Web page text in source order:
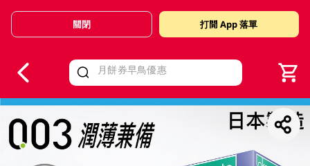
Valid Until 30 June 2026
關閉 打開 App 落單